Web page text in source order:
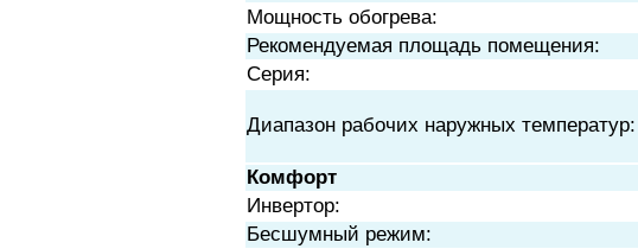
Мощность обогрева:
Рекомендуемая площадь помещения:
Серия:
Диапазон рабочих наружных температур:
Комфорт
Инвертор:
Бесшумный режим: